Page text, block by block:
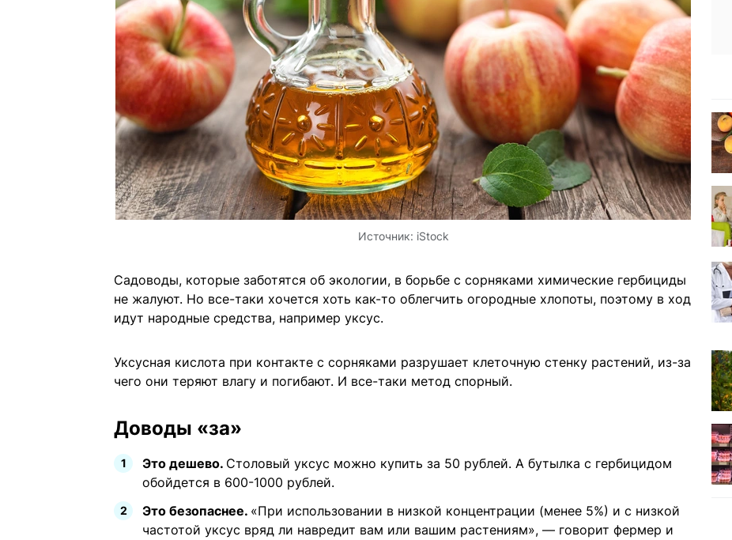
Источник: iStock
Садоводы, которые заботятся об экологии, в борьбе с сорняками химические гербициды
не жалуют. Но все-таки хочется хоть как-то облегчить огородные хлопоты, поэтому в ход
идут народные средства, например уксус.
Уксусная кислота при контакте с сорняками разрушает клеточную стенку растений, из-за
чего они теряют влагу и погибают. И все-таки метод спорный.
Доводы «за»
Это дешево. Столовый уксус можно купить за 50 рублей. А бутылка с гербицидом
обойдется в 600-1000 рублей.
Это безопаснее. «При использовании в низкой концентрации (менее 5%) и с низкой
частотой уксус вряд ли навредит вам или вашим растениям», — говорит фермер и